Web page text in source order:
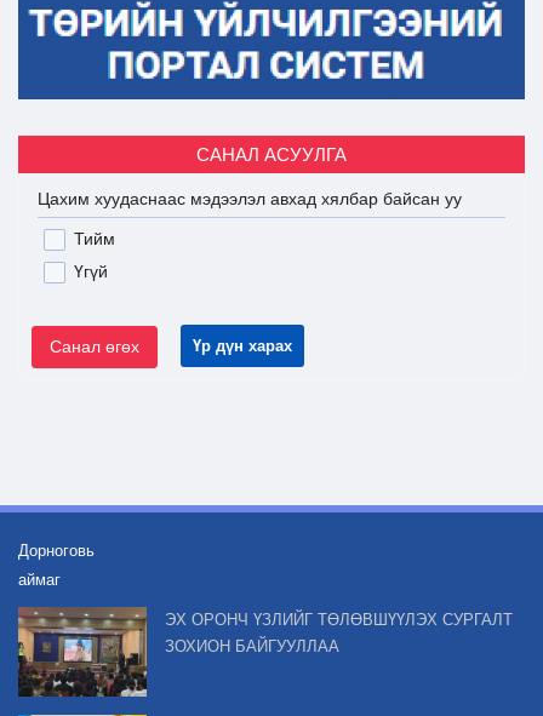
САНАЛ АСУУЛГА
Цахим хуудаснаас мэдээлэл авхад хялбар байсан уу
Тийм
Үгүй
Санал өгөх Үр дүн харах
Дорноговь
аймаг
ЭХ ОРОНЧ ҮЗЛИЙГ ТӨЛӨВШҮҮЛЭХ СУРГАЛТ
ЗОХИОН БАЙГУУЛЛАА